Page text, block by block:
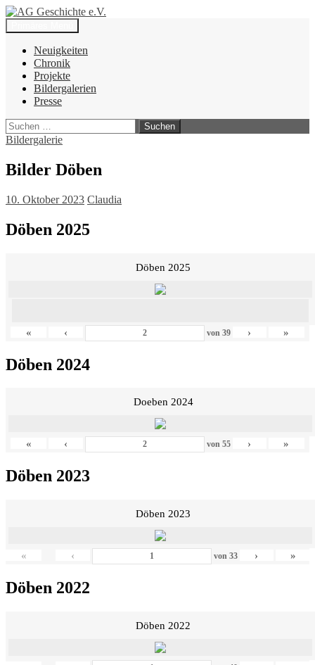
Zum
Inhalt
springen
AG Geschichte e.V.
Suchen
Neuigkeiten
Chronik
Projekte
Bildergalerien
Presse
Suchen
nach:
Bildergalerie
Bilder Döben
10. Oktober 2023 Claudia
Döben 2025
Döben 2025
« ‹ von 39 › »
Döben 2024
Doeben 2024
« ‹ von 55 › »
Döben 2023
Döben 2023
« ‹ von 33 › »
Döben 2022
Döben 2022